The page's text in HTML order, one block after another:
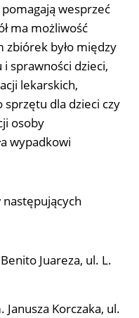
wesprzeć
ma możliwość
było między
sprawności dzieci,
lekarskich,
sprzętu dla dzieci czy
osoby
wypadkowi
Juareza, ul. L.
Janusza Korczaka, ul.